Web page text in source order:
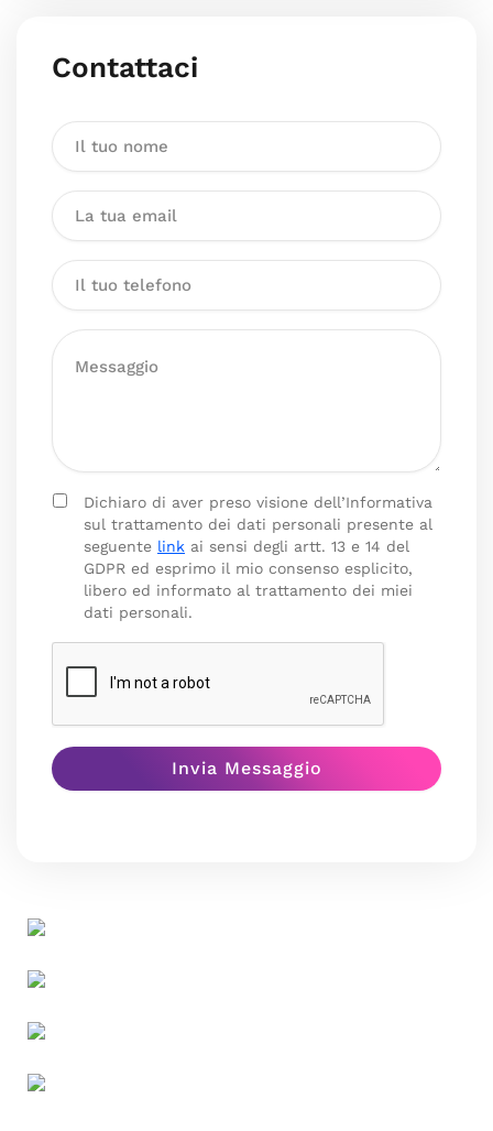
Contattaci
Dichiaro di aver preso visione dell’Informativa
sul trattamento dei dati personali presente al
seguente link ai sensi degli artt. 13 e 14 del
GDPR ed esprimo il mio consenso esplicito,
libero ed informato al trattamento dei miei
dati personali.